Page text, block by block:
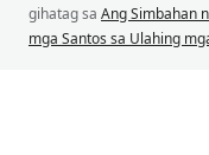
gihatag sa Ang Simbahan
mga Santos sa Ulahing